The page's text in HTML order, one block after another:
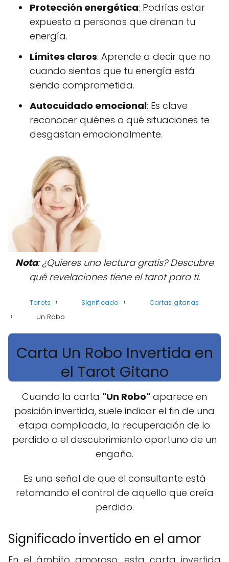
Protección energética: Podrías estar
expuesto a personas que drenan tu
energía.
Límites claros: Aprende a decir que no
cuando sientas que tu energía está
siendo comprometida.
Autocuidado emocional: Es clave
reconocer quiénes o qué situaciones te
desgastan emocionalmente.
Nota: ¿Quieres una lectura gratis? Descubre
qué revelaciones tiene el tarot para ti.
Tarots Significado
Cartas gitanas
Un Robo
Carta Un Robo Invertida en
el Tarot Gitano
Cuando la carta "Un Robo" aparece en
posición invertida, suele indicar el fin de una
etapa complicada, la recuperación de lo
perdido o el descubrimiento oportuno de un
engaño.
Es una señal de que el consultante está
retomando el control de aquello que creía
perdido.
Significado invertido en el amor